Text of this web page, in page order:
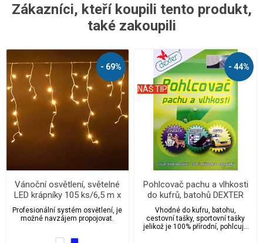
Zákazníci, kteří koupili tento produkt,
také zakoupili
- 69%
Vánoční osvětlení, světelné
LED krápníky 105 ks/6,5 m x
0,6 m
Profesionální systém osvětlení, je
možné navzájem propojovat.
- 44%
NÁŠ TIP
Pohlcovač pachu a vlhkosti
do kufrů, batohů DEXTER
2ks/2x10g
Vhodné do kufru, batohu,
cestovní tašky, sportovní tašky
jelikož je 100% přírodní, pohlcuje